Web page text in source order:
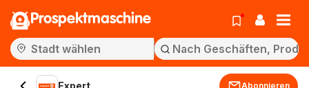
Prospektmaschine
Expert Abonnieren